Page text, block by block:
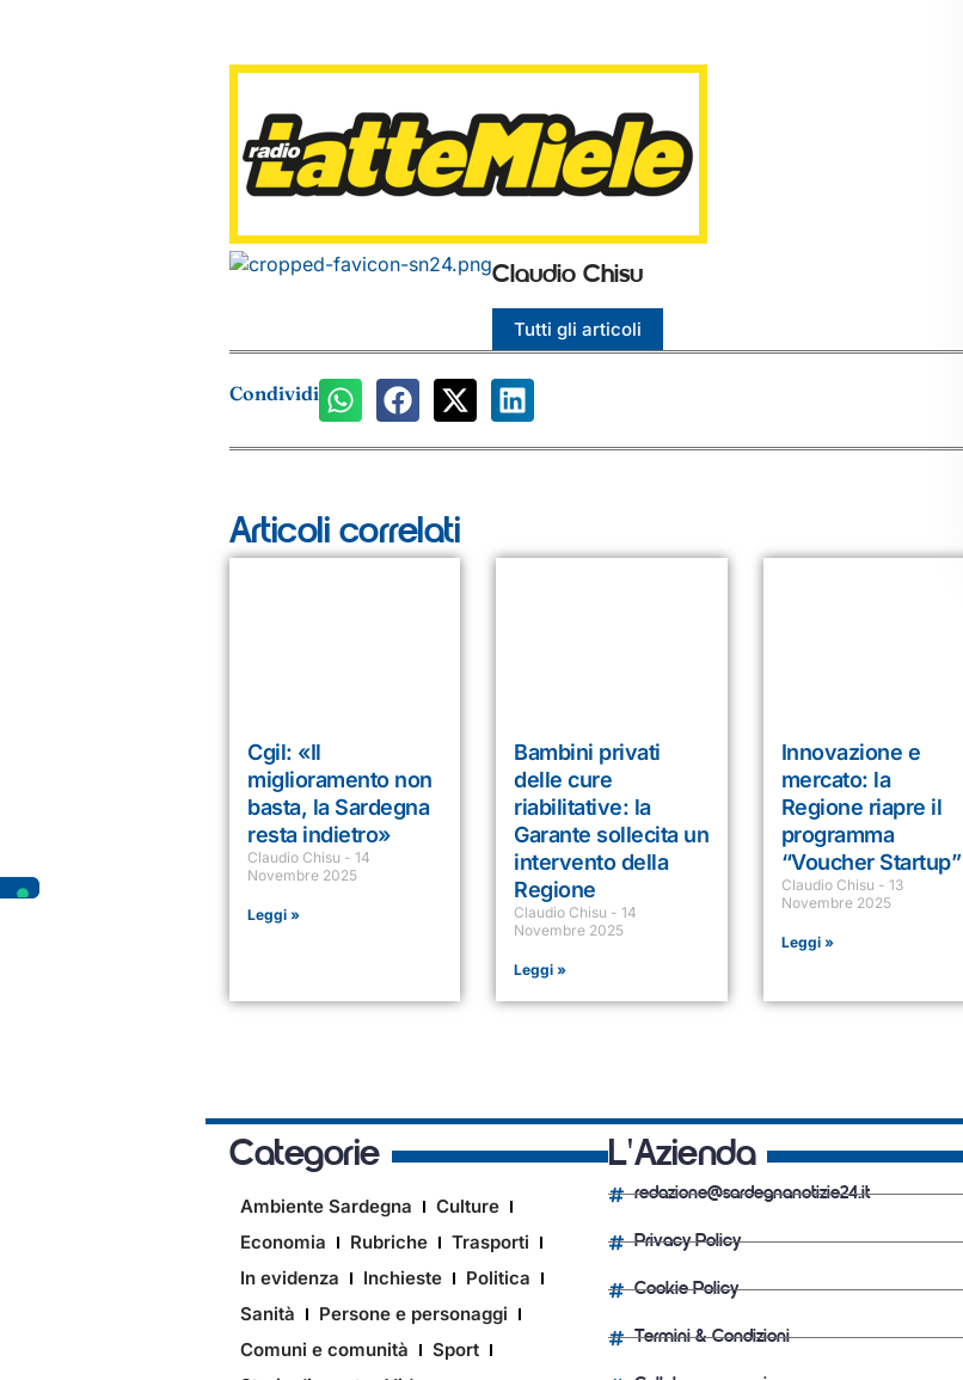
Claudio Chisu
Tutti gli articoli
Condividi
Articoli correlati
Cgil: «Il
miglioramento non
basta, la Sardegna
resta indietro»
Claudio Chisu
14
Novembre 2025
Leggi »
Bambini privati
delle cure
riabilitative: la
Garante sollecita un
intervento della
Regione
Claudio Chisu
14
Novembre 2025
Leggi »
Innovazione e
mercato: la
Regione riapre il
programma
“Voucher Startup”
Claudio Chisu
13
Novembre 2025
Leggi »
Categorie
Ambiente Sardegna
Culture
Economia
Rubriche
Trasporti
In evidenza
Inchieste
Politica
Sanità
Persone e personaggi
Comuni e comunità
Sport
L'Azienda
redazione@sardegnanotizie24.it
Privacy Policy
Cookie Policy
Termini & Condizioni